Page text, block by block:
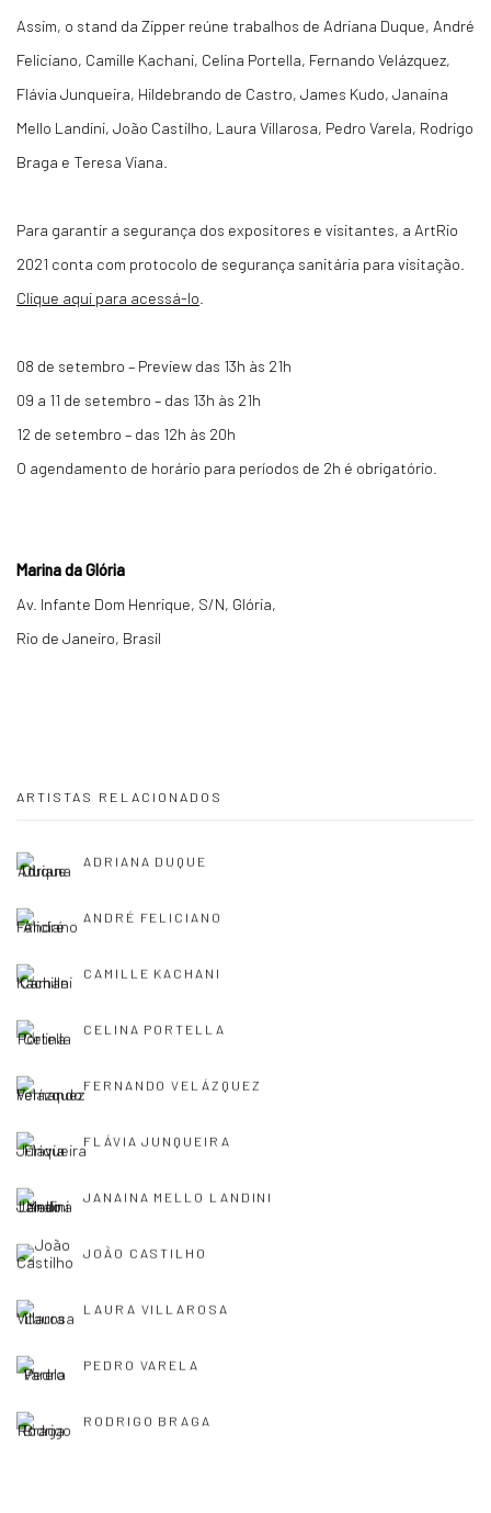
Assim, o stand da Zipper reúne trabalhos de Adriana Duque, André
Feliciano, Camille Kachani, Celina Portella, Fernando Velázquez,
Flávia Junqueira, Hildebrando de Castro, James Kudo, Janaina
Mello Landini, João Castilho, Laura Villarosa, Pedro Varela, Rodrigo
Braga e Teresa Viana.
Para garantir a segurança dos expositores e visitantes, a ArtRio
2021 conta com protocolo de segurança sanitária para visitação.
Clique aqui para acessá-lo
08 de setembro – Preview das 13h às 21h
09 a 11 de setembro – das 13h às 21h
12 de setembro – das 12h às 20h
O agendamento de horário para períodos de 2h é obrigatório.
Marina da Glória
Av. Infante Dom Henrique, S/N, Glória,
Rio de Janeiro, Brasil
ARTISTAS RELACIONADOS
ADRIANA DUQUE
ANDRÉ FELICIANO
CAMILLE KACHANI
CELINA PORTELLA
FERNANDO VELÁZQUEZ
FLÁVIA JUNQUEIRA
JANAINA MELLO LANDINI
JOÃO CASTILHO
LAURA VILLAROSA
PEDRO VARELA
RODRIGO BRAGA